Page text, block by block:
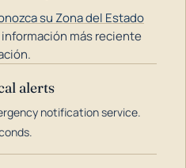
su Zona del Estado
más reciente
alerts
notification service.